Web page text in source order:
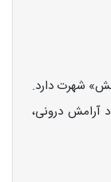
شهرت دارد.
آرامش درونی،